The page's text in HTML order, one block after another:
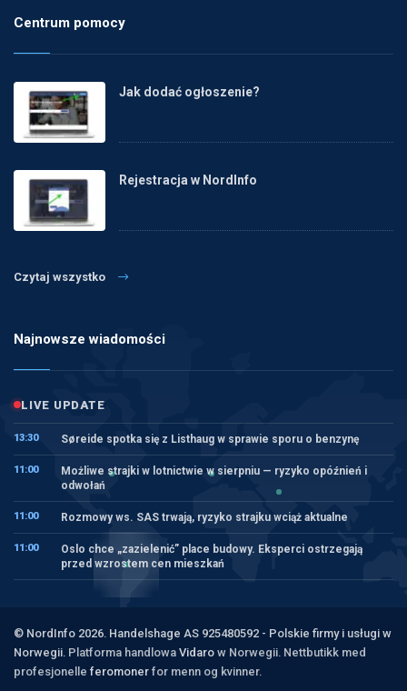
Centrum pomocy
Jak dodać ogłoszenie?
Rejestracja w NordInfo
Czytaj wszystko
Najnowsze wiadomości
LIVE UPDATE
13:30 Søreide spotka się z Listhaug w sprawie sporu o benzynę
11:00
Możliwe strajki w lotnictwie w sierpniu — ryzyko opóźnień i
odwołań
11:00 Rozmowy ws. SAS trwają, ryzyko strajku wciąż aktualne
11:00
Oslo chce „zazielenić” place budowy. Eksperci ostrzegają
przed wzrostem cen mieszkań
© NordInfo 2026. Handelshage AS 925480592 - Polskie firmy i usługi w
Norwegii. Platforma handlowa Vidaro w Norwegii. Nettbutikk med
profesjonelle feromoner for menn og kvinner.